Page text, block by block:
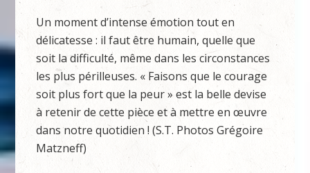
Un moment d’intense émotion tout en
délicatesse : il faut être humain, quelle que
soit la difficulté, même dans les circonstances
les plus périlleuses. « Faisons que le courage
soit plus fort que la peur » est la belle devise
à retenir de cette pièce et à mettre en œuvre
dans notre quotidien ! (S.T. Photos Grégoire
Matzneff)